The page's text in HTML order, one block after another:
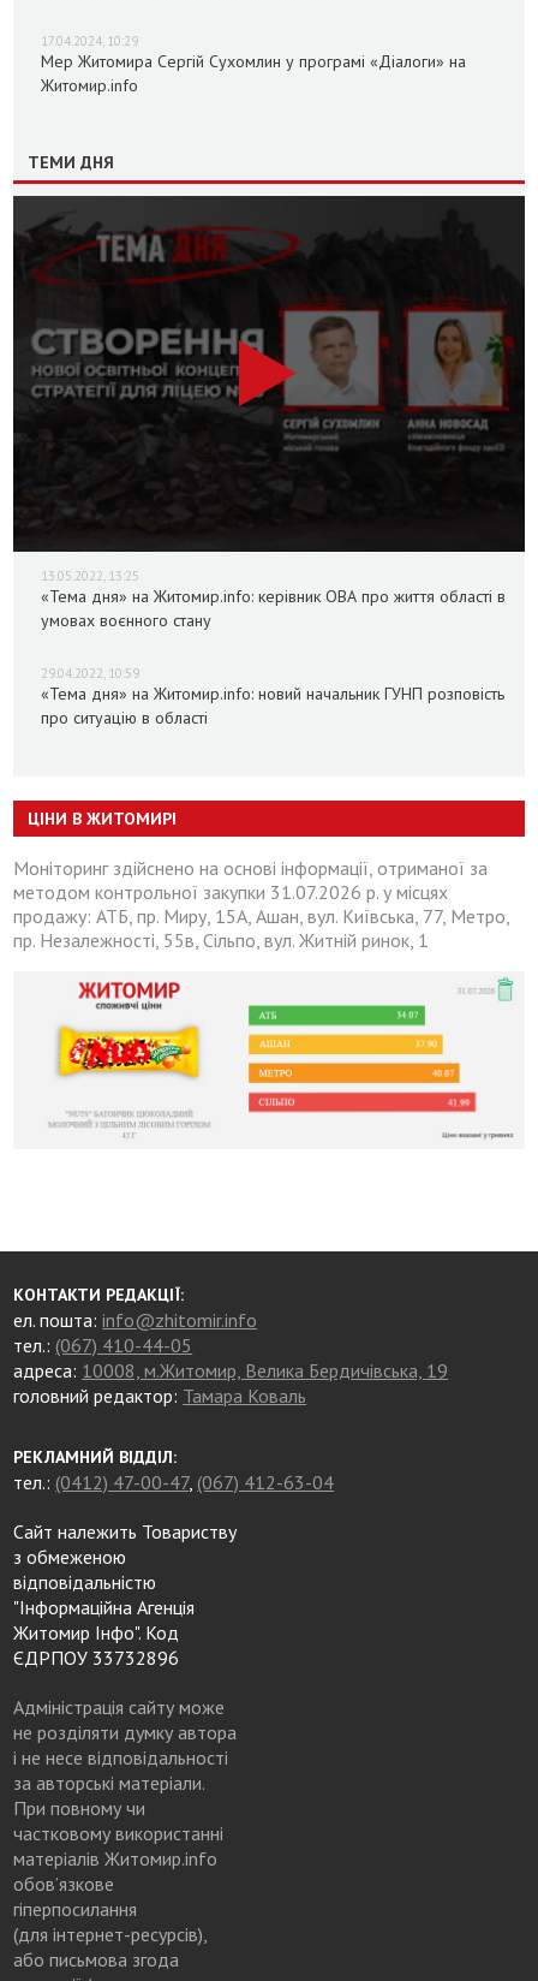
17.04.2024, 10:29
Мер Житомира Сергій Сухомлин у програмі «Діалоги» на
Житомир.info
ТЕМИ ДНЯ
13.05.2022, 13:25
«Тема дня» на Житомир.info: керівник ОВА про життя області в
умовах воєнного стану
29.04.2022, 10:59
«Тема дня» на Житомир.info: новий начальник ГУНП розповість
про ситуацію в області
ЦІНИ В ЖИТОМИРІ
Моніторинг здійснено на основі інформації, отриманої за
методом контрольної закупки 31.07.2026 р. у місцях
продажу: АТБ, пр. Миру, 15А, Ашан, вул. Київська, 77, Метро,
пр. Незалежності, 55в, Сільпо, вул. Житній ринок, 1
КОНТАКТИ РЕДАКЦІЇ:
ел. пошта:info@zhitomir.info
тел.: (067) 410-44-05
адреса: 10008, м.Житомир, Велика Бердичівська, 19
головний редактор: Тамара Коваль
РЕКЛАМНИЙ ВІДДІЛ:
тел.: (0412) 47-00-47, (067) 412-63-04
Сайт належить Товариству
з обмеженою
відповідальністю
"Інформаційна Агенція
Житомир Інфо". Код
ЄДРПОУ 33732896
Адміністрація сайту може
не розділяти думку автора
і не несе відповідальності
за авторські матеріали.
При повному чи
частковому використанні
матеріалів Житомир.info
обов’язкове
гіперпосилання
(для інтернет-ресурсів),
або письмова згода